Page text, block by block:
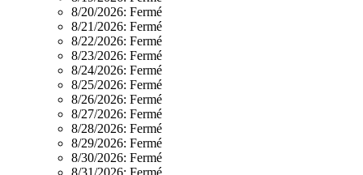
8/20/2026: Fermé
8/21/2026: Fermé
8/22/2026: Fermé
8/23/2026: Fermé
8/24/2026: Fermé
8/25/2026: Fermé
8/26/2026: Fermé
8/27/2026: Fermé
8/28/2026: Fermé
8/29/2026: Fermé
8/30/2026: Fermé